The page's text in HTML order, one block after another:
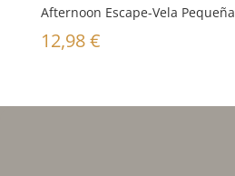
Afternoon Escape-Vela Pequeña
12,98€